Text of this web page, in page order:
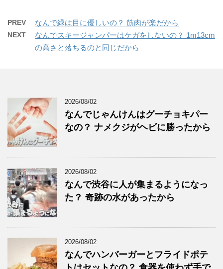
PREV なんで緑は目に優しいの？ 筋肉が楽だから
NEXT
なんでスキージャンパーはケガをしないの？ 1m13cm
の高さと落ちるのと同じだから
2026/08/02
なんでじゃんけんはグーチョキパー
なの？ ナメクジがヘビに勝ったから
2026/08/02
なんで渋谷に人が集まるようになっ
た？ 奇跡の水があったから
2026/08/02
なんでハンバーガーとフライドポテ